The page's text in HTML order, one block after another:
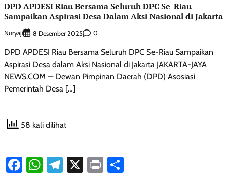
DPD APDESI Riau Bersama Seluruh DPC Se-Riau
Sampaikan Aspirasi Desa Dalam Aksi Nasional di Jakarta
Nuryaji 8 Desember 2025 0
DPD APDESI Riau Bersama Seluruh DPC Se-Riau Sampaikan
Aspirasi Desa dalam Aksi Nasional di Jakarta JAKARTA-JAYA
NEWS.COM — Dewan Pimpinan Daerah (DPD) Asosiasi
Pemerintah Desa […]
58 kali dilihat
Facebook
WhatsApp
Telegram
X Print